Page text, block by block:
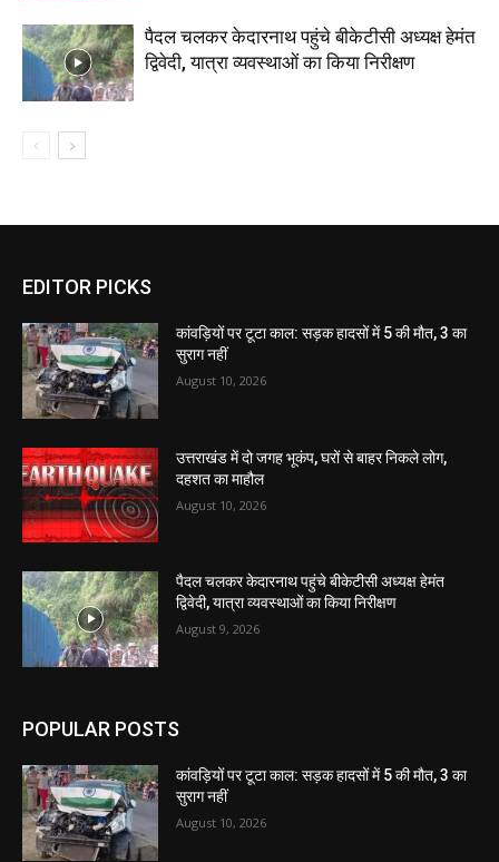
पैदल चलकर केदारनाथ पहुंचे बीकेटीसी अध्यक्ष हेमंत
द्विवेदी, यात्रा व्यवस्थाओं का किया निरीक्षण
EDITOR PICKS
कांवड़ियों पर टूटा काल: सड़क हादसों में 5 की मौत, 3 का
सुराग नहीं
August 10, 2026
उत्तराखंड में दो जगह भूकंप, घरों से बाहर निकले लोग,
दहशत का माहौल
August 10, 2026
पैदल चलकर केदारनाथ पहुंचे बीकेटीसी अध्यक्ष हेमंत
द्विवेदी, यात्रा व्यवस्थाओं का किया निरीक्षण
August 9, 2026
POPULAR POSTS
कांवड़ियों पर टूटा काल: सड़क हादसों में 5 की मौत, 3 का
सुराग नहीं
August 10, 2026